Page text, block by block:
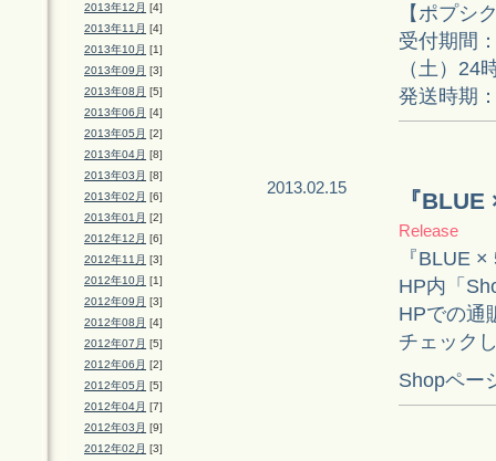
2013年12月 [4]
2013年11月 [4]
2013年10月 [1]
2013年09月 [3]
2013年08月 [5]
2013年06月 [4]
2013年05月 [2]
2013年04月 [8]
2013年03月 [8]
2013年02月 [6]
2013年01月 [2]
2012年12月 [6]
2012年11月 [3]
2012年10月 [1]
2012年09月 [3]
2012年08月 [4]
2012年07月 [5]
2012年06月 [2]
2012年05月 [5]
2012年04月 [7]
2012年03月 [9]
2012年02月 [3]
【ポプシ
受付期間
（土）24
発送時期
2013.02.15
『
Release
『BLUE
HP内「
HPでの通
チェック
Shopペー